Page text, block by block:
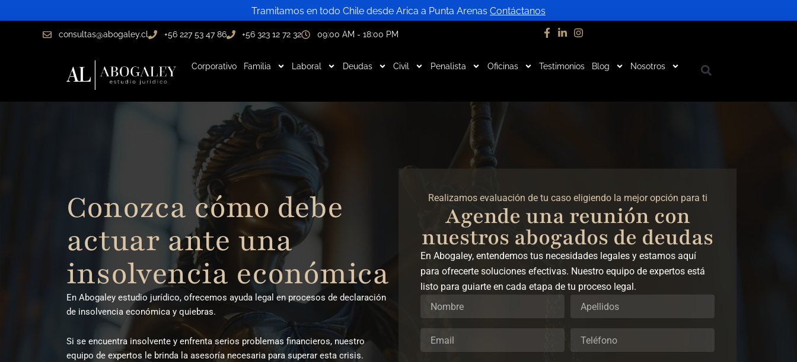
al
Tramitamos en todo Chile desde Arica a Punta Arenas Contáctanos
consultas@abogaley.cl +56 227 53 47 86 +56 323 12 72 32 09:00 AM - 18:00 PM
Corporativo Familia Laboral Deudas Civil Penalista Oficinas Testimonios Blog Nosotros
Conozca cómo debe
actuar ante una
insolvencia económica
En Abogaley estudio jurídico, ofrecemos ayuda legal en procesos de declaración
de insolvencia económica y quiebras.
Si se encuentra insolvente y enfrenta serios problemas financieros, nuestro
equipo de expertos le brinda la asesoría necesaria para superar esta crisis.
Realizamos evaluación de tu caso eligiendo la mejor opción para ti
Agende una reunión con
nuestros abogados de deudas
En Abogaley, entendemos tus necesidades legales y estamos aquí
para ofrecerte soluciones efectivas. Nuestro equipo de expertos está
listo para guiarte en cada etapa de tu proceso legal.